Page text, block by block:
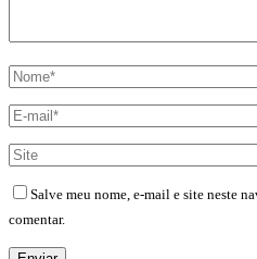
Salve meu nome, e-mail e site neste
comentar.